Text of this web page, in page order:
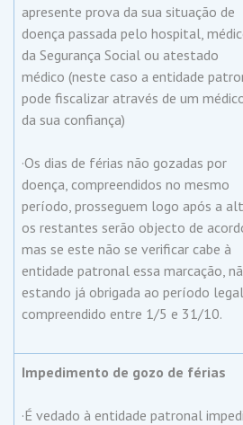
apresente prova da sua situação de
doença passada pelo hospital,
da Segurança Social ou atestado
médico (neste caso a entidade
pode fiscalizar através de um
da sua confiança)
·Os dias de férias não gozadas por
doença, compreendidos no mesmo
período, prosseguem logo após a
os restantes serão objecto de
mas se este não se verificar cabe à
entidade patronal essa marcação,
estando já obrigada ao período legal
compreendido entre 1/5 e 31/10.
Impedimento de gozo de férias
·É vedado à entidade patronal